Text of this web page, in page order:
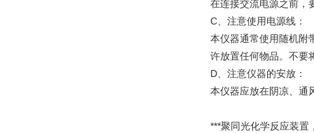
在连接交流电源之前，
C、注意使用电源线：
本仪器通常使用随机附
许放置任何物品。不要
D、注意仪器的安放：
本仪器应放在阴凉、通
***聚同光化学反应装置